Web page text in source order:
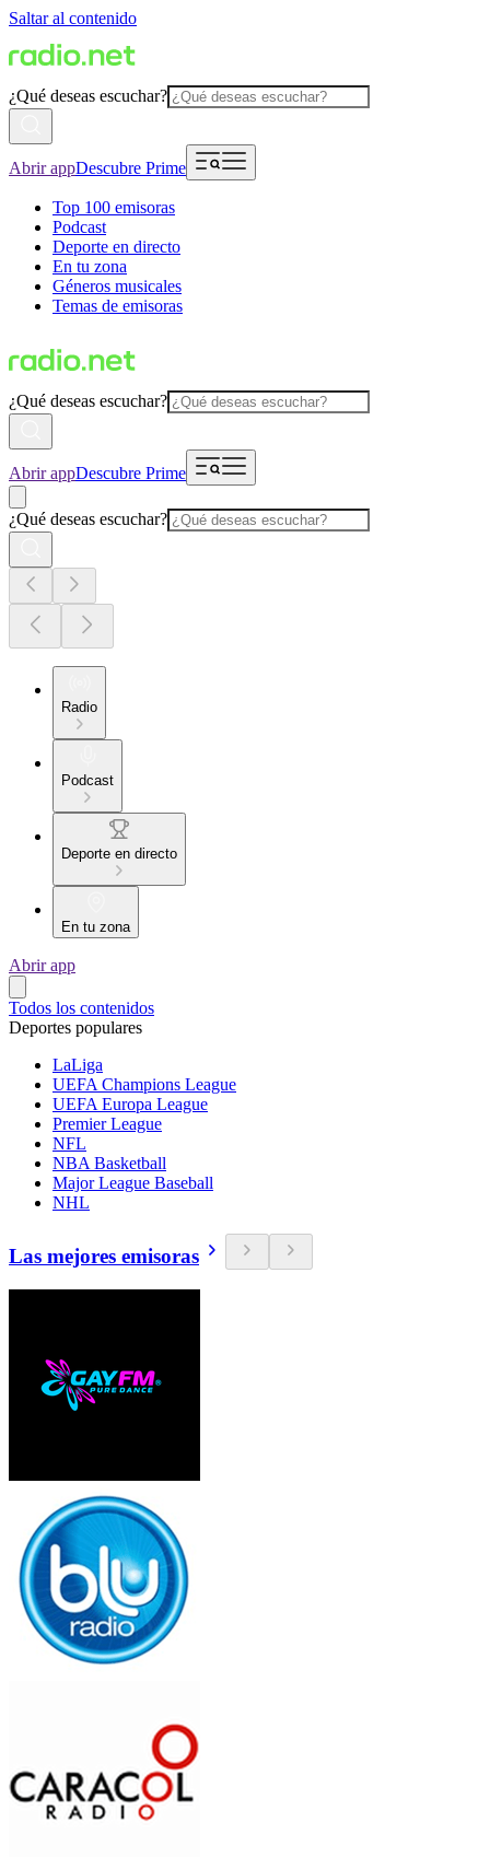
Saltar al contenido
¿Qué deseas escuchar?
Abrir appDescubre Prime
Top 100 emisoras
Podcast
Deporte en directo
En tu zona
Géneros musicales
Temas de emisoras
¿Qué deseas escuchar?
Abrir appDescubre Prime
¿Qué deseas escuchar?
Radio
Podcast
Deporte en directo
En tu zona
Abrir app
Todos los contenidos
Deportes populares
LaLiga
UEFA Champions League
UEFA Europa League
Premier League
NFL
NBA Basketball
Major League Baseball
NHL
Las mejores emisoras